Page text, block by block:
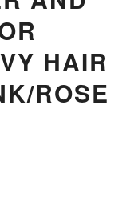
HAIR
ROSE